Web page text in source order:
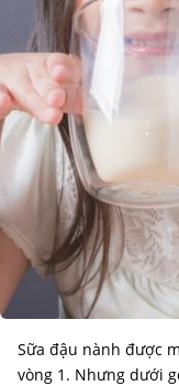
Sữa đậu nành được
vòng 1. Nhưng dưới